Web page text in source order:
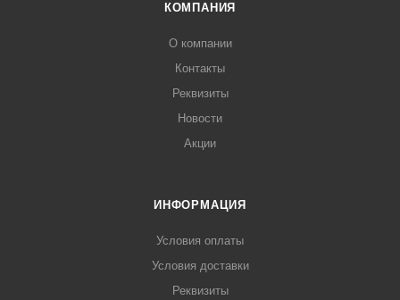
КОМПАНИЯ
О компании
Контакты
Реквизиты
Новости
Акции
ИНФОРМАЦИЯ
Условия оплаты
Условия доставки
Реквизиты